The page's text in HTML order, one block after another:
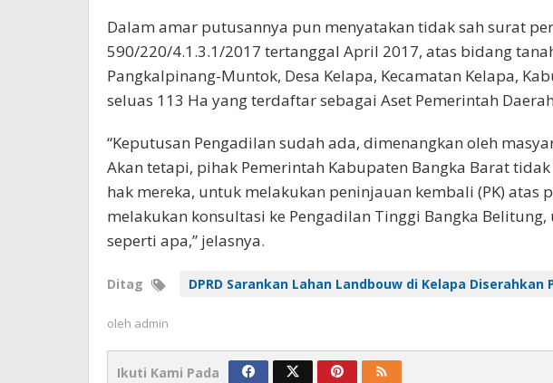
Dalam amar putusannya pun menyatakan tidak sah surat
590/220/4.1.3.1/2017 tertanggal April 2017, atas bidang
Pangkalpinang-Muntok, Desa Kelapa, Kecamatan Kelapa,
seluas 113 Ha yang terdaftar sebagai Aset Pemerintah
“Keputusan Pengadilan sudah ada, dimenangkan oleh
Akan tetapi, pihak Pemerintah Kabupaten Bangka Barat
hak mereka, untuk melakukan peninjauan kembali (PK) atas
melakukan konsultasi ke Pengadilan Tinggi Bangka
seperti apa,” jelasnya.
Ditag DPRD Sarankan Lahan Landbouw di Kelapa Diserahkan
oleh admin
Ikuti Kami Pada